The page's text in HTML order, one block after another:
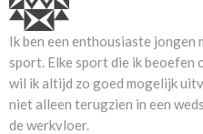
Ik ben een enthousiaste jongen
sport. Elke sport die ik beoefen
wil ik altijd zo goed mogelijk
niet alleen terugzien in een
de werkvloer.